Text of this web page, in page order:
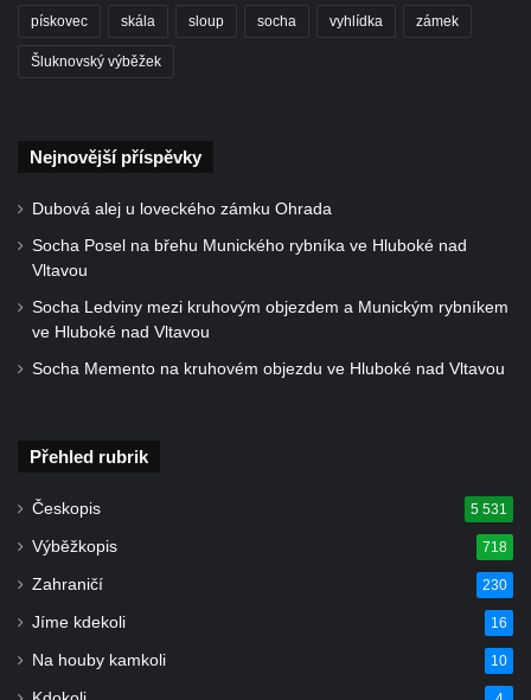
Socha Marabu v ZOO Leipzig
Busta Karla Maxe Schneidera v ZOO
Socha Býk v ZOO Dresden
Socha Uprchlý otrok bojuje s divokým psem
v ZOO Dresden
Socha krokodýla v ZOO Dresden
ZOO Dresden
Vltavou
Pamětní kámen revitalizace Vltavy Vraňany
– Hořín u Lužce nad Vltavou
Strom svobody a památník 100 let republiky
a 30. výročí listopadu 1989 v Hrobčicích
Boží muka v parku před domem čp. 17 v
pískovec skála sloup socha vyhlídka zámek
Šluknovský výběžek
Nejnovější příspěvky
Dubová alej u loveckého zámku Ohrada
Socha Posel na břehu Munického rybníka ve Hluboké nad
Vltavou
Socha Ledviny mezi kruhovým objezdem a Munickým rybníkem
ve Hluboké nad Vltavou
Socha Memento na kruhovém objezdu ve Hluboké nad Vltavou
Přehled rubrik
Českopis 5 531
Výběžkopis 718
Zahraničí 230
Jíme kdekoli 16
Na houby kamkoli 10